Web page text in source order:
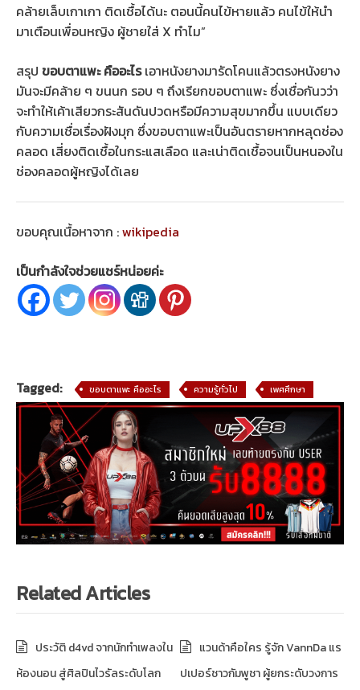
คล้ายเล็บเกาเกา ติดเชื้อได้นะ ตอนนี้คนไข้หายแล้ว คนไข้ให้นำ
มาเตือนเพื่อนหญิง ผู้ชายใส่ X ทำไม”
สรุป ขอบตาแพะ คืออะไรเอาหนังยางมารัดโคนแล้วตรงหนังยาง
มันจะมีคล้าย ๆ ขนนก รอบ ๆ ถึงเรียกขอบตาแพะ ซึ่งเชื่อกันวว่า
จะทำให้เค้าเสียวกระสันดันปวดหรือมีความสุขมากขึ้น แบบเดียว
กับความเชื่อเรื่องฝังมุก ซึ่งขอบตาแพะเป็นอันตรายหากหลุดช่อง
คลอด เสี่ยงติดเชื้อในกระแสเลือด และเน่าติดเชื้อจนเป็นหนองใน
ช่องคลอดผู้หญิงได้เลย
ขอบคุณเนื้อหาจาก :wikipedia
เป็นกำลังใจช่วยแชร์หน่อยค่ะ
Tagged: ขอบตาแพะ คืออะไร ความรู้ทั่วไป เพศศึกษา
Related Articles
ประวัติ d4vd จากนักทำเพลงใน
ห้องนอน สู่ศิลปินไวรัลระดับโลก
แวนด้าคือใคร รู้จัก VannDa แร
ปเปอร์ชาวกัมพูชา ผู้ยกระดับวงการ